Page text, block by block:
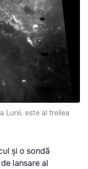
Lunii, este al treilea
și o sondă
lansare al